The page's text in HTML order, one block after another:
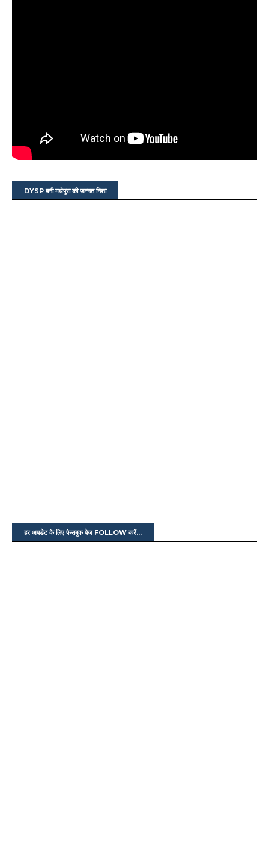
DYSP बनी मधेपुरा की जन्नत निशा
हर अपडेट के लिए फेसबुक पेज FOLLOW करें...